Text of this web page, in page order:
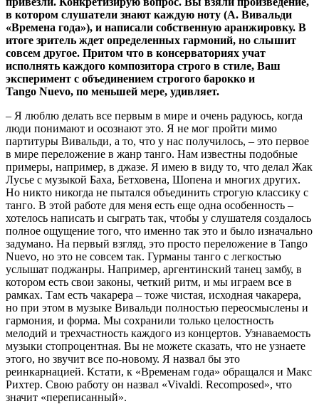
в котором слушатели знают каждую ноту (А. Вивальди
«Времена года»), и написали собственную аранжировку. В
итоге зритель ждет определенных гармоний, но слышит
совсем другое. Притом что в консерваториях учат
исполнять каждого композитора строго в стиле, Ваш
эксперимент с объединением строгого барокко и
Tango Nuevo, по меньшей мере, удивляет.
– Я люблю делать все первым в мире и очень радуюсь, когда
люди понимают и осознают это. Я не мог пройти мимо
партитуры Вивальди, а то, что у нас получилось, – это первое
в мире переложение в жанр танго. Нам известны подобные
примеры, например, в джазе. Я имею в виду то, что делал Жак
Лусье с музыкой Баха, Бетховена, Шопена и многих других.
Но никто никогда не пытался объединить строгую классику с
танго. В этой работе для меня есть еще одна особенность –
хотелось написать и сыграть так, чтобы у слушателя создалось
полное ощущение того, что именно так это и было изначально
задумано. На первый взгляд, это просто переложение в Tango
Nuevo, но это не совсем так. Гурманы танго с легкостью
услышат поджанры. Например, аргентинский танец замбу, в
котором есть свои законы, четкий ритм, и мы играем все в
рамках. Там есть чакарера – тоже чистая, исходная чакарера,
но при этом в музыке Вивальди полностью переосмыслены и
гармония, и форма. Мы сохранили только целостность
мелодий и трехчастность каждого из концертов. Узнаваемость
музыки стопроцентная. Вы не можете сказать, что не узнаете
этого, но звучит все по-новому. Я назвал бы это
реинкарнацией. Кстати, к «Временам года» обращался и Макс
Рихтер. Свою работу он назвал «Vivaldi. Recomposed», что
значит «переписанный».